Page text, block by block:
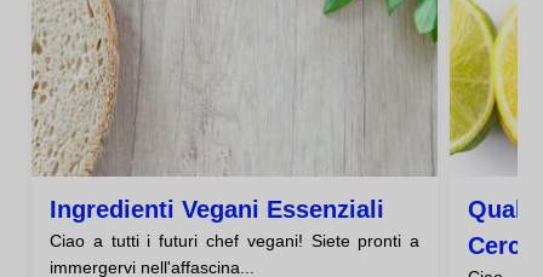
Ingredienti Vegani Essenziali
Ciao a tutti i futuri chef vegani! Siete pronti a
immergervi nell'affascina...
Quale